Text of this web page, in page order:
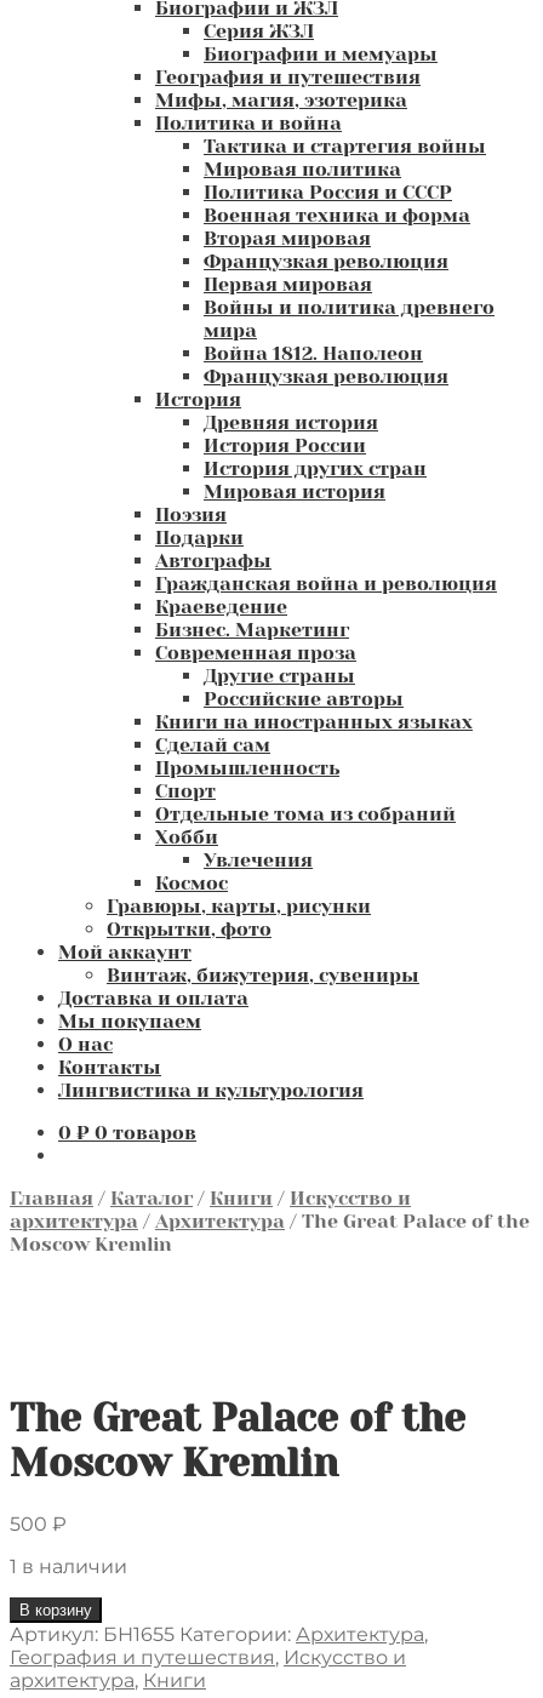
Биографии и ЖЗЛ
Серия ЖЗЛ
Биографии и мемуары
География и путешествия
Мифы, магия, эзотерика
Политика и война
Тактика и стартегия войны
Мировая политика
Политика Россия и СССР
Военная техника и форма
Вторая мировая
Французкая революция
Первая мировая
Войны и политика древнего
мира
Война 1812. Наполеон
Французкая революция
История
Древняя история
История России
История других стран
Мировая история
Поэзия
Подарки
Автографы
Гражданская война и революция
Краеведение
Бизнес. Маркетинг
Современная проза
Другие страны
Российские авторы
Книги на иностранных языках
Сделай сам
Промышленность
Спорт
Отдельные тома из собраний
Хобби
Увлечения
Космос
Гравюры, карты, рисунки
Открытки, фото
Мой аккаунт
Винтаж, бижутерия, сувениры
Доставка и оплата
Мы покупаем
О нас
Контакты
Лингвистика и культурология
0 ₽ 0 товаров
Главная / Каталог / Книги / Искусство и
архитектура / Архитектура / The Great Palace of the
Moscow Kremlin
The Great Palace of the
Moscow Kremlin
500 ₽
1 в наличии
Количество
товара
The
Great
В корзину
Артикул: БН1655 Категории: Архитектура,
География и путешествия, Искусство и
архитектура, Книги